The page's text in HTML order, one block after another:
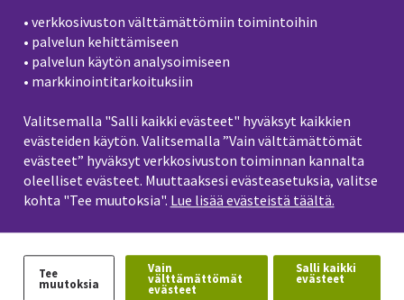
opinnot ilmenevät kunkin tutkinto-ohjelman
opetussuunnitelmasta.
Ristiinopiskelu
Ristiinopiskelulla tarkoitetaan korkeakouluopiskelijan
mahdollisuutta suorittaa opintoja toisessa
korkeakoulussa. Opiskelijalla tulee olla voimassa oleva
tutkinto-opiskeluoikeus kotikorkeakoulussa, jonka
opintotarjonta ja kohderyhmä (ketkä opiskelija voivat
opintoja suorittaa), määräytyy korkeakoulujen välisessä
• verkkosivuston välttämättömiin toimintoihin
• palvelun kehittämiseen
• palvelun käytön analysoimiseen
• markkinointitarkoituksiin
Valitsemalla "Salli kaikki evästeet" hyväksyt kaikkien
evästeiden käytön. Valitsemalla ”Vain välttämättömät
evästeet” hyväksyt verkkosivuston toiminnan kannalta
oleelliset evästeet. Muuttaaksesi evästeasetuksia, valitse
kohta "Tee muutoksia". Lue lisää evästeistä täältä.
Tee
muutoksia
Vain
välttämättömät
evästeet
Salli kaikki
evästeet